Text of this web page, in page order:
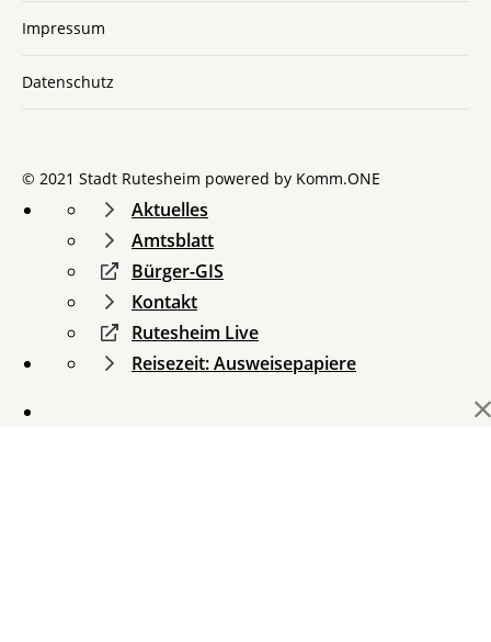
Impressum
Datenschutz
© 2021 Stadt Rutesheim powered by Komm.ONE
Aktuelles
Amtsblatt
Bürger-GIS
Kontakt
Rutesheim Live
Reisezeit: Ausweisepapiere